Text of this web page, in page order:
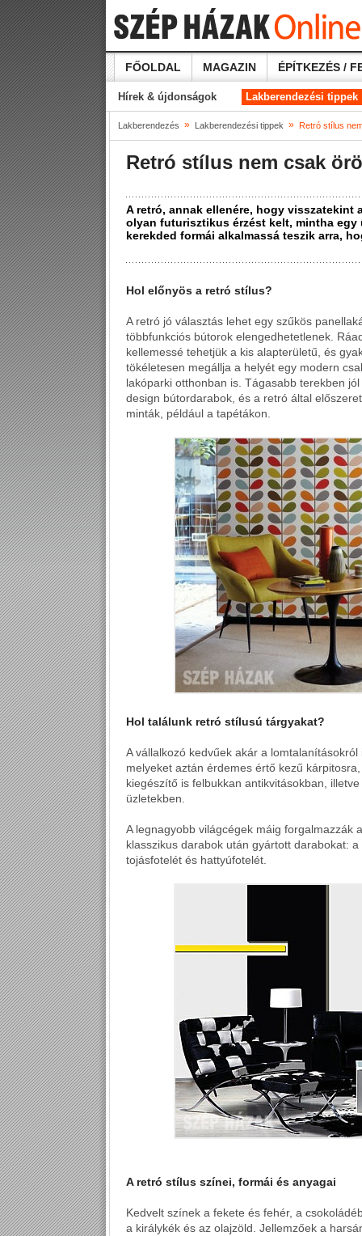
FŐOLDAL MAGAZIN ÉPÍTKEZÉS /
Hírek & újdonságok Lakberendezési tippek
Lakberendezés » Lakberendezési tippek » Retró stílus
Retró stílus nem csak
A retró, annak ellenére, hogy visszatekint
olyan futurisztikus érzést kelt, mintha egy
kerekded formái alkalmassá teszik arra,
Hol előnyös a retró stílus?
A retró jó választás lehet egy szűkös
többfunkciós bútorok elengedhetetlenek.
kellemessé tehetjük a kis alapterületű, és
tökéletesen megállja a helyét egy modern
lakóparki otthonban is. Tágasabb terekben
design bútordarabok, és a retró által
minták, például a tapétákon.
Hol találunk retró stílusú tárgyakat?
A vállalkozó kedvűek akár a
melyeket aztán érdemes értő kezű
kiegészítő is felbukkan antikvitásokban,
üzletekben.
A legnagyobb világcégek máig forgalmazzák
klasszikus darabok után gyártott darabokat:
tojásfotelét és hattyúfotelét.
A retró stílus színei, formái és anyagai
Kedvelt színek a fekete és fehér, a
a királykék és az olajzöld. Jellemzőek a